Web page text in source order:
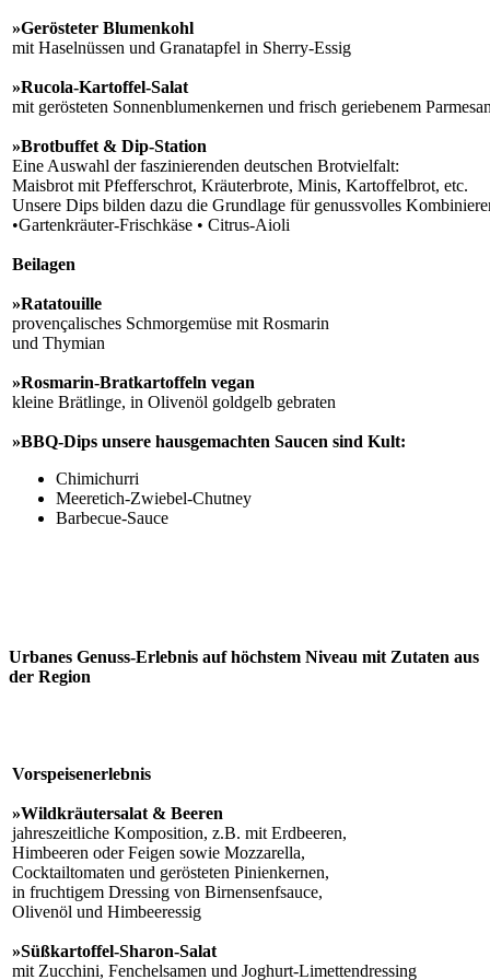
»Gerösteter Blumenkohl
mit Haselnüssen und Granatapfel in Sherry-Essig
»Rucola-Kartoffel-Salat
mit gerösteten Sonnenblumenkernen und frisch geriebenem
»Brotbuffet & Dip-Station
Eine Auswahl der faszinierenden deutschen Brotvielfalt:
Maisbrot mit Pfefferschrot, Kräuterbrote, Minis, Kartoffelbrot, etc.
Unsere Dips bilden dazu die Grundlage für genussvolles
•Gartenkräuter-Frischkäse • Citrus-Aioli
Beilagen
»Ratatouille
provençalisches Schmorgemüse mit Rosmarin
und Thymian
»Rosmarin-Bratkartoffeln vegan
kleine Brätlinge, in Olivenöl goldgelb gebraten
»BBQ-Dips unsere hausgemachten Saucen sind Kult:
Chimichurri
Meeretich-Zwiebel-Chutney
Barbecue-Sauce
Urbanes Genuss-Erlebnis auf höchstem Niveau mit Zutaten aus
der Region
Vorspeisenerlebnis
»Wildkräutersalat & Beeren
jahreszeitliche Komposition, z.B. mit Erdbeeren,
Himbeeren oder Feigen sowie Mozzarella,
Cocktailtomaten und gerösteten Pinienkernen,
in fruchtigem Dressing von Birnensenfsauce,
Olivenöl und Himbeeressig
»Süßkartoffel-Sharon-Salat
mit Zucchini, Fenchelsamen und Joghurt-Limettendressing